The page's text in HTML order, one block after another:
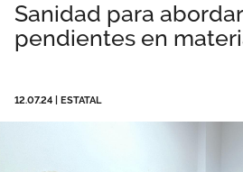
Perspectivas
Vídeos
Área
Sanidad para
pendientes en
12.07.24 ESTATAL